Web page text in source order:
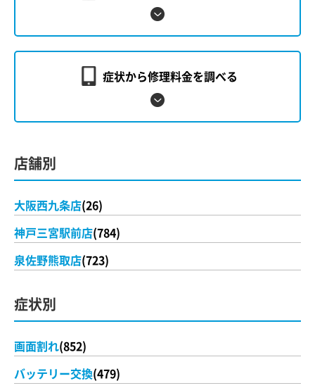
症状から修理料金を調べる
店舗別
大阪西九条店(26)
神戸三宮駅前店(784)
泉佐野熊取店(723)
症状別
画面割れ(852)
バッテリー交換(479)